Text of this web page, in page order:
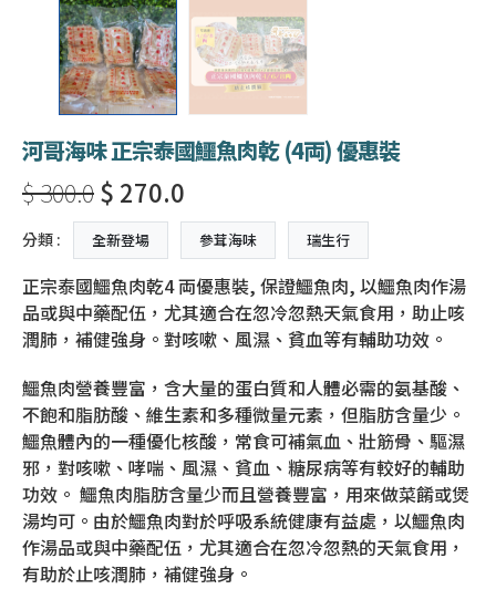
河哥海味 正宗泰國鱷魚肉乾 (4両) 優惠裝
$ 300.0$ 270.0
分類 : 全新登場 參茸海味 瑞生行
正宗泰國鱷魚肉乾4 両優惠裝, 保證鱷魚肉, 以鱷魚肉作湯
品或與中藥配伍，尤其適合在忽冷忽熱天氣食用，助止咳
潤肺，補健強身。對咳嗽、風濕、貧血等有輔助功效。
鱷魚肉營養豐富，含大量的蛋白質和人體必需的氨基酸、
不飽和脂肪酸、維生素和多種微量元素，但脂肪含量少。
鱷魚體內的一種優化核酸，常食可補氣血、壯筋骨、驅濕
邪，對咳嗽、哮喘、風濕、貧血、糖尿病等有較好的輔助
功效。 鱷魚肉脂肪含量少而且營養豐富，用來做菜餚或煲
湯均可。由於鱷魚肉對於呼吸系統健康有益處，以鱷魚肉
作湯品或與中藥配伍，尤其適合在忽冷忽熱的天氣食用，
有助於止咳潤肺，補健強身。